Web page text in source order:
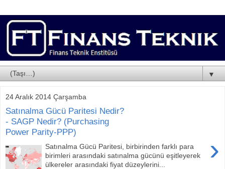
▼
24 Aralık 2014 Çarşamba
Satınalma Gücü Paritesi Nedir?
- SAGP Nedir? (Purchasing
Power Parity-PPP)
›
Satınalma Gücü Paritesi, birbirinden farklı para
birimleri arasındaki satınalma gücünü eşitleyerek
ülkereler arasındaki fiyat düzeylerini...